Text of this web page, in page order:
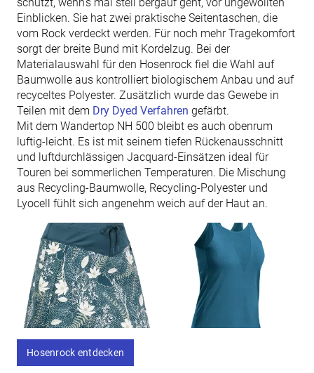
Einblicken. Sie hat zwei praktische Seitentaschen, die
vom Rock verdeckt werden. Für noch mehr Tragekomfort
sorgt der breite Bund mit Kordelzug. Bei der
Materialauswahl für den Hosenrock fiel die Wahl auf
Baumwolle aus kontrolliert biologischem Anbau und auf
recyceltes Polyester. Zusätzlich wurde das Gewebe in
Teilen mit dem Dry Dyed Verfahren gefärbt.
Mit dem Wandertop NH 500 bleibt es auch obenrum
luftig-leicht. Es ist mit seinem tiefen Rückenausschnitt
und luftdurchlässigen Jacquard-Einsätzen ideal für
Touren bei sommerlichen Temperaturen. Die Mischung
aus Recycling-Baumwolle, Recycling-Polyester und
Lyocell fühlt sich angenehm weich auf der Haut an.
Hosenrock entdecken